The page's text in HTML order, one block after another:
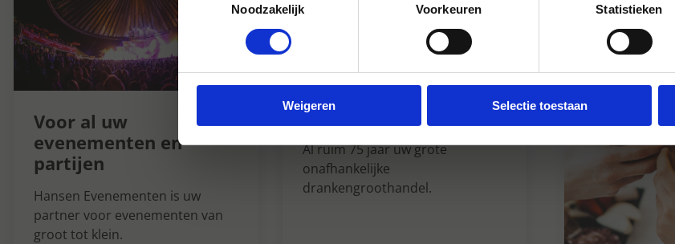
Noodzakelijk
Voorkeuren Statistieken
Weigeren Selectie toestaan
Voor al uw
evenementen en
partijen
Hansen Evenementen is uw
partner voor evenementen van
groot tot klein.
Hansen Dranken sinds
1947
Al ruim 75 jaar uw grote
onafhankelijke
drankengroothandel.